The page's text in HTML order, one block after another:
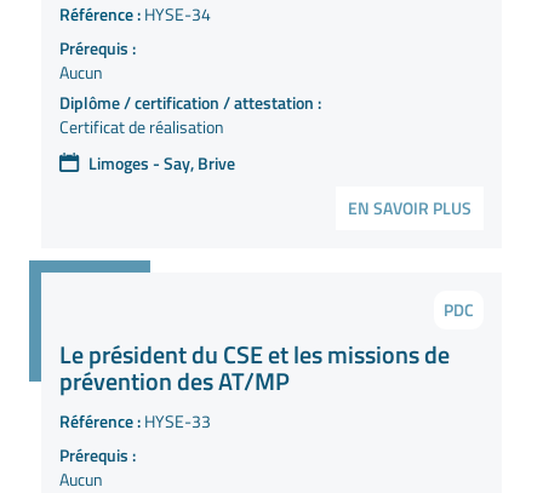
Référence :HYSE-34
Prérequis :
Aucun
Diplôme / certification / attestation :
Certificat de réalisation
Limoges - Say, Brive
EN SAVOIR PLUS
PDC
Le président du CSE et les missions de
prévention des AT/MP
Référence :HYSE-33
Prérequis :
Aucun